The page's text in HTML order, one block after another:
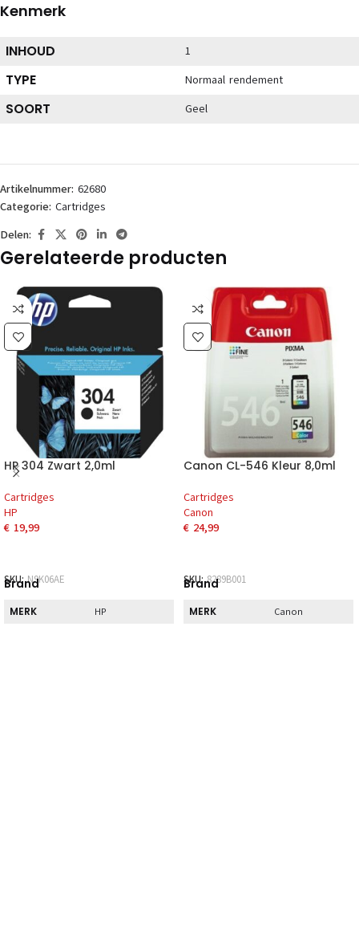
Kenmerk
INHOUD 1
TYPE Normaal rendement
SOORT Geel
Artikelnummer: 62680
Categorie: Cartridges
Delen:
Gerelateerde producten
HP 304 Zwart 2,0ml
Cartridges
HP
€ 19,99
SKU:N9K06AE
Brand
MERK HP
Canon CL-546 Kleur 8,0ml
Cartridges
Canon
€ 24,99
SKU:8289B001
Brand
MERK Canon